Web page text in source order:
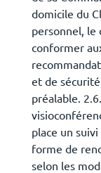
domicile du
personnel, le
conformer
et de
préalable.
place un
forme de
selon les